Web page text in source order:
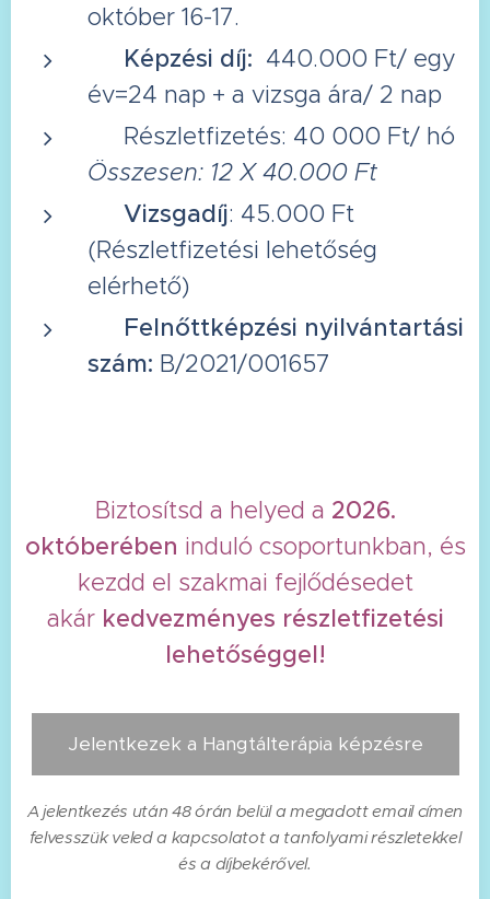
október 16-17.
🏷️ Képzési díj: 440.000 Ft/ egy
év=24 nap + a vizsga ára/ 2 nap
Részletfizetés: 40 000 Ft/ hó
Összesen: 12 X 40.000 Ft
🏷️ Vizsgadíj: 45.000 Ft
(Részletfizetési lehetőség
elérhető)
🆔 Felnőttképzési nyilvántartási
szám: B/2021/001657
Biztosítsd a helyed a 2026.
októberében induló csoportunkban, és
kezdd el szakmai fejlődésedet
akár kedvezményes részletfizetési
lehetőséggel!
Jelentkezek a Hangtálterápia képzésre
A jelentkezés után 48 órán belül a megadott email címen
felvesszük veled a kapcsolatot a tanfolyami részletekkel
és a díjbekérővel.